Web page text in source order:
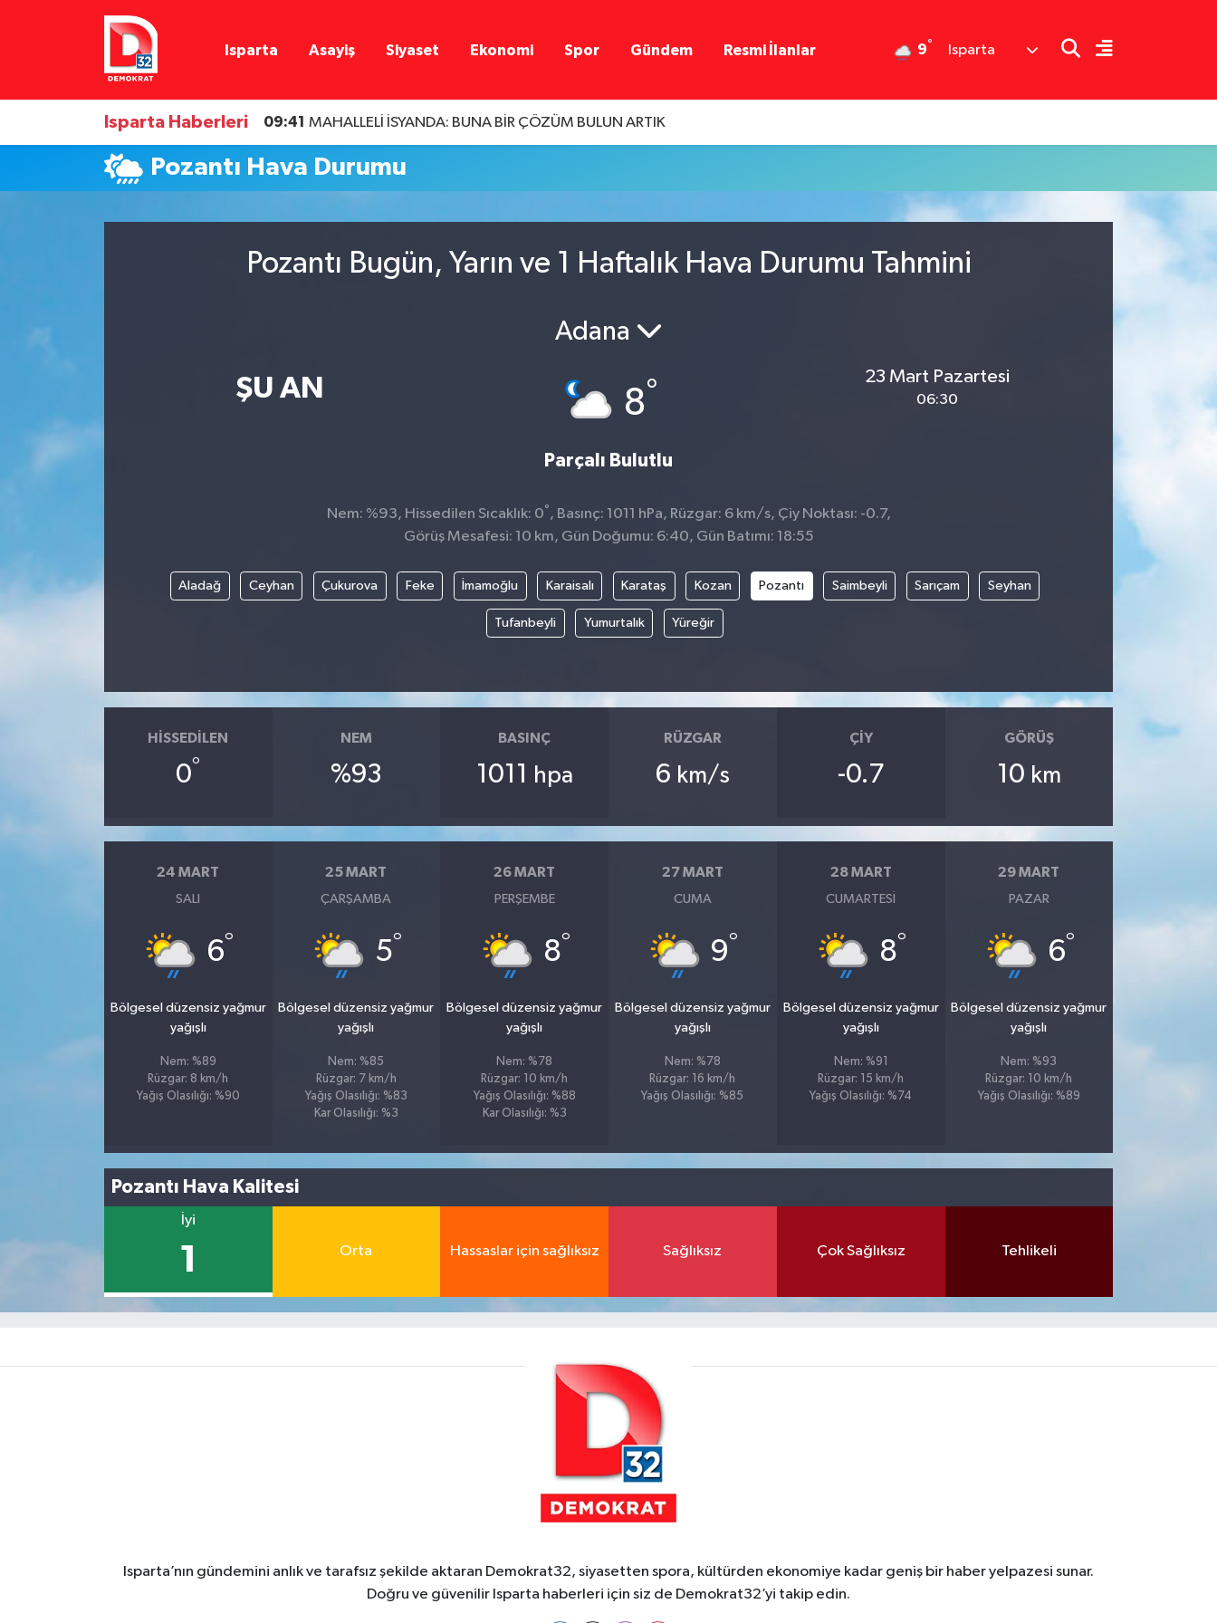
Isparta Asayiş Siyaset Ekonomi Spor Gündem Resmi İlanlar 9° Isparta
Isparta Haberleri 09:41 MAHALLELİ İSYANDA: BUNA BİR ÇÖZÜM BULUN ARTIK
Pozantı Hava Durumu
Pozantı Bugün, Yarın ve 1 Haftalık Hava Durumu Tahmini
ŞU AN
Adana
8°
Parçalı Bulutlu
23 Mart Pazartesi
06:30
Nem: %93, Hissedilen Sıcaklık: 0°, Basınç: 1011 hPa, Rüzgar: 6 km/s, Çiy Noktası: -0.7,
Görüş Mesafesi: 10 km, Gün Doğumu: 6:40, Gün Batımı: 18:55
Aladağ Ceyhan Çukurova Feke İmamoğlu Karaisalı Karataş Kozan Pozantı Saimbeyli Sarıçam Seyhan
Tufanbeyli Yumurtalık Yüreğir
HISSEDILEN
0°
NEM
%93
BASINÇ
1011 hpa
RÜZGAR
6 km/s
ÇIY
-0.7
GÖRÜŞ
10 km
24 MART
SALI
6°
Bölgesel düzensiz yağmur
yağışlı
Nem: %89
Rüzgar: 8 km/h
Yağış Olasılığı: %90
25 MART
ÇARŞAMBA
5°
Bölgesel düzensiz yağmur
yağışlı
Nem: %85
Rüzgar: 7 km/h
Yağış Olasılığı: %83
Kar Olasılığı: %3
26 MART
PERŞEMBE
8°
Bölgesel düzensiz yağmur
yağışlı
Nem: %78
Rüzgar: 10 km/h
Yağış Olasılığı: %88
Kar Olasılığı: %3
27 MART
CUMA
9°
Bölgesel düzensiz yağmur
yağışlı
Nem: %78
Rüzgar: 16 km/h
Yağış Olasılığı: %85
28 MART
CUMARTESI
8°
Bölgesel düzensiz yağmur
yağışlı
Nem: %91
Rüzgar: 15 km/h
Yağış Olasılığı: %74
29 MART
PAZAR
6°
Bölgesel düzensiz yağmur
yağışlı
Nem: %93
Rüzgar: 10 km/h
Yağış Olasılığı: %89
Pozantı Hava Kalitesi
İyi
1 Orta Hassaslar için sağlıksız Sağlıksız Çok Sağlıksız Tehlikeli
Isparta’nın gündemini anlık ve tarafsız şekilde aktaran Demokrat32, siyasetten spora, kültürden ekonomiye kadar geniş bir haber yelpazesi sunar.
Doğru ve güvenilir Isparta haberleri için siz de Demokrat32’yi takip edin.
Isparta Nöbetçi Eczaneler
Isparta Hava Durumu
Isparta Namaz Vakitleri
Süper Lig Puan Durumu ve Fikstür